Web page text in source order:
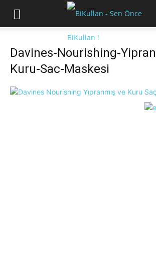
Davines-Nourishing-
Kuru-Sac-Maskesi